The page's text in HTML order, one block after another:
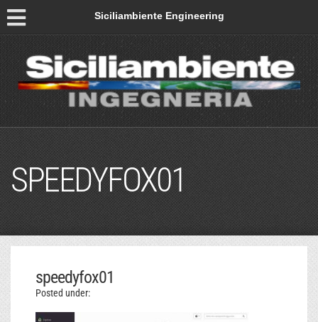
Siciliambiente Engineering
SPEEDYFOX01
speedyfox01
Posted under: